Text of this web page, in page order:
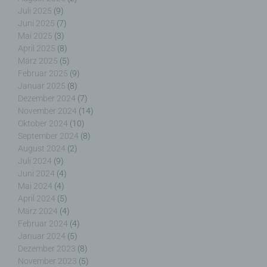
Juli 2025 (9)
Juni 2025 (7)
Mai 2025 (3)
April 2025 (8)
März 2025 (5)
Februar 2025 (9)
Januar 2025 (8)
Dezember 2024 (7)
November 2024 (14)
Oktober 2024 (10)
September 2024 (8)
August 2024 (2)
Juli 2024 (9)
Juni 2024 (4)
Mai 2024 (4)
April 2024 (5)
März 2024 (4)
Februar 2024 (4)
Januar 2024 (5)
Dezember 2023 (8)
November 2023 (5)
Verantwortlichen oder des Auftragsverarbeiters
befugt sind, die personenbezogenen Daten zu
verarbeiten.
k) Einwilligung
Einwilligung ist jede von der betroffenen Person
freiwillig für den bestimmten Fall in informierter
Weise und unmissverständlich abgegebene
Willensbekundung in Form einer Erklärung oder
einer sonstigen eindeutigen bestätigenden
Handlung, mit der die betroffene Person zu
verstehen gibt, dass sie mit der Verarbeitung der
sie betreffenden personenbezogenen Daten
einverstanden ist.